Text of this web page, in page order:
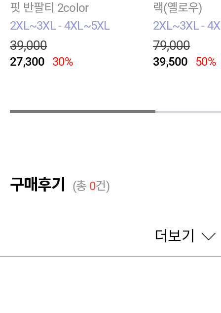
핏 반팔티 2color
2XL~3XL - 4XL~5XL
39,000
27,300 30%
랙(옐로우)
2XL~3XL -
79,000
39,500 50%
구매후기 (총 0건)
더보기